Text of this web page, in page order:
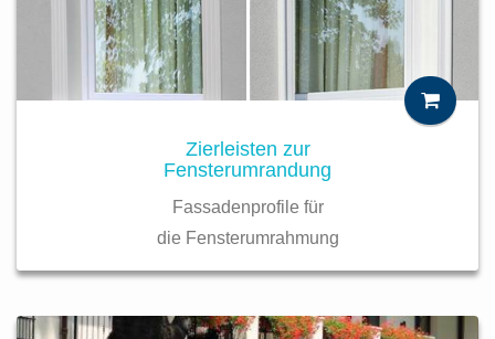
Zierleisten zur
Fensterumrandung
Fassadenprofile für
die Fensterumrahmung